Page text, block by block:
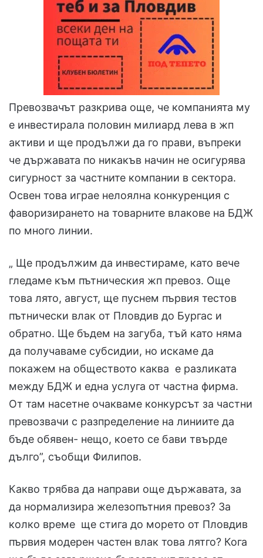
Превозвачът разкрива още, че компанията му
е инвестирала половин милиард лева в жп
активи и ще продължи да го прави, въпреки
че държавата по никакъв начин не осигурява
сигурност за частните компании в сектора.
Освен това играе нелоялна конкуренция с
фаворизирането на товарните влакове на БДЖ
по много линии.
„ Ще продължим да инвестираме, като вече
гледаме към пътническия жп превоз. Още
това лято, август, ще пуснем първия тестов
пътнически влак от Пловдив до Бургас и
обратно. Ще бъдем на загуба, тъй като няма
да получаваме субсидии, но искаме да
покажем на обществото каква е разликата
между БДЖ и една услуга от частна фирма.
От там насетне очакваме конкурсът за частни
превозвачи с разпределение на линиите да
бъде обявен- нещо, което се бави твърде
дълго”, съобщи Филипов.
Какво трябва да направи още държавата, за
да нормализира железопътния превоз? За
колко време ще стига до морето от Пловдив
първия модерен частен влак това лятго? Кога